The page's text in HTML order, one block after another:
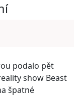
podalo pět
show Beast
špatné